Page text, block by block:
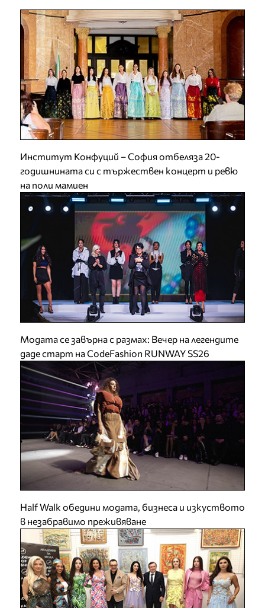
Институт Конфуций – София отбеляза 20-
годишнината си с тържествен концерт и ревю
на поли мамиен
Модата се завърна с размах: Вечер на легендите
даде старт на CodeFashion RUNWAY SS26
Half Walk обедини модата, бизнеса и изкуството
в незабравимо преживяване